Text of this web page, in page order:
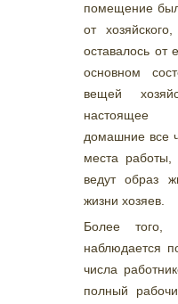
помещение
от
оставалось от
основном
вещей
настоящее
домашние все
места
ведут образ
жизни хозяев.
Более того,
наблюдается
числа
полный